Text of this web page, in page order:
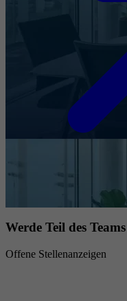
Werde Teil des Teams
Offene Stellenanzeigen